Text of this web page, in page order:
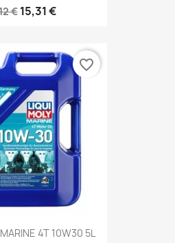
€ 15,31 €
4T 10W30 5L
favorite_border